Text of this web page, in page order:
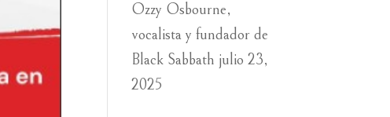
Ozzy Osbourne,
vocalista y fundador de
Black Sabbath julio 23,
2025